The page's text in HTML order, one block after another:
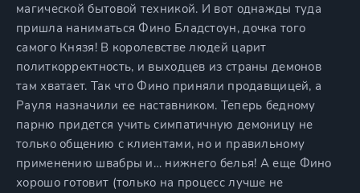
магической бытовой техникой. И вот однажды туда
пришла наниматься Фино Бладстоун, дочка того
самого Князя! В королевстве людей царит
политкорректность, и выходцев из страны демонов
там хватает. Так что Фино приняли продавщицей, а
Рауля назначили ее наставником. Теперь бедному
парню придется учить симпатичную демоницу не
только общению с клиентами, но и правильному
применению швабры и… нижнего белья! А еще Фино
хорошо готовит (только на процесс лучше не